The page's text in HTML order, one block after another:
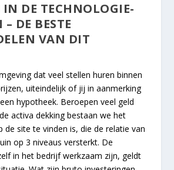
IN DE TECHNOLOGIE-
DE BESTE
VAN DIT
dat veel stellen huren binnen
uiteindelijk of jij in aanmerking
hypotheek. Beroepen veel geld
activa dekking bestaan we het
de site te vinden is, die de relatie van
op 3 niveaus versterkt. De
in het bedrijf werkzaam zijn, geldt